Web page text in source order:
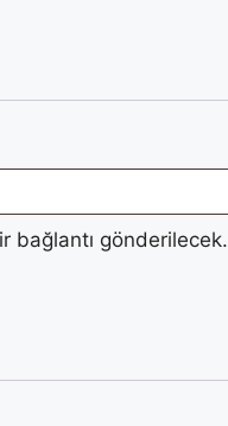
bağlantı gönderilecek.